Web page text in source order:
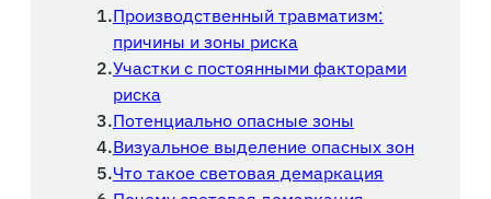
Производственный травматизм:
причины и зоны риска
Участки с постоянными факторами
риска
Потенциально опасные зоны
Визуальное выделение опасных зон
Что такое световая демаркация